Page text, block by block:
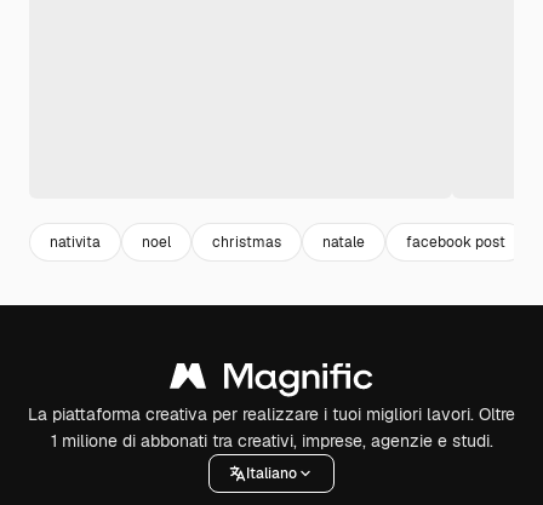
nativita noel christmas natale facebook post
La piattaforma creativa per realizzare i tuoi migliori lavori. Oltre
1 milione di abbonati tra creativi, imprese, agenzie e studi.
Italiano